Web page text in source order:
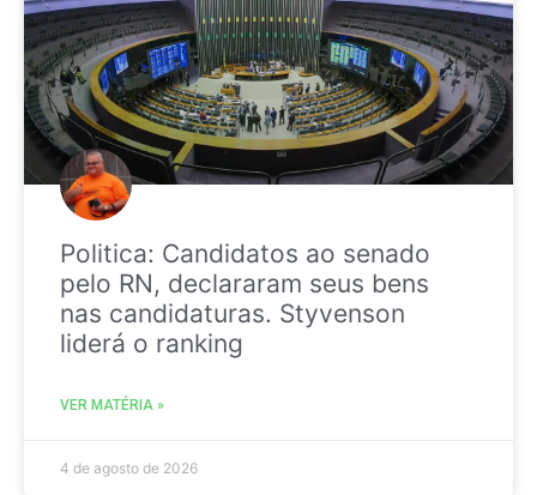
Politica: Candidatos ao senado
pelo RN, declararam seus bens
nas candidaturas. Styvenson
liderá o ranking
VER MATÉRIA »
4 de agosto de 2026